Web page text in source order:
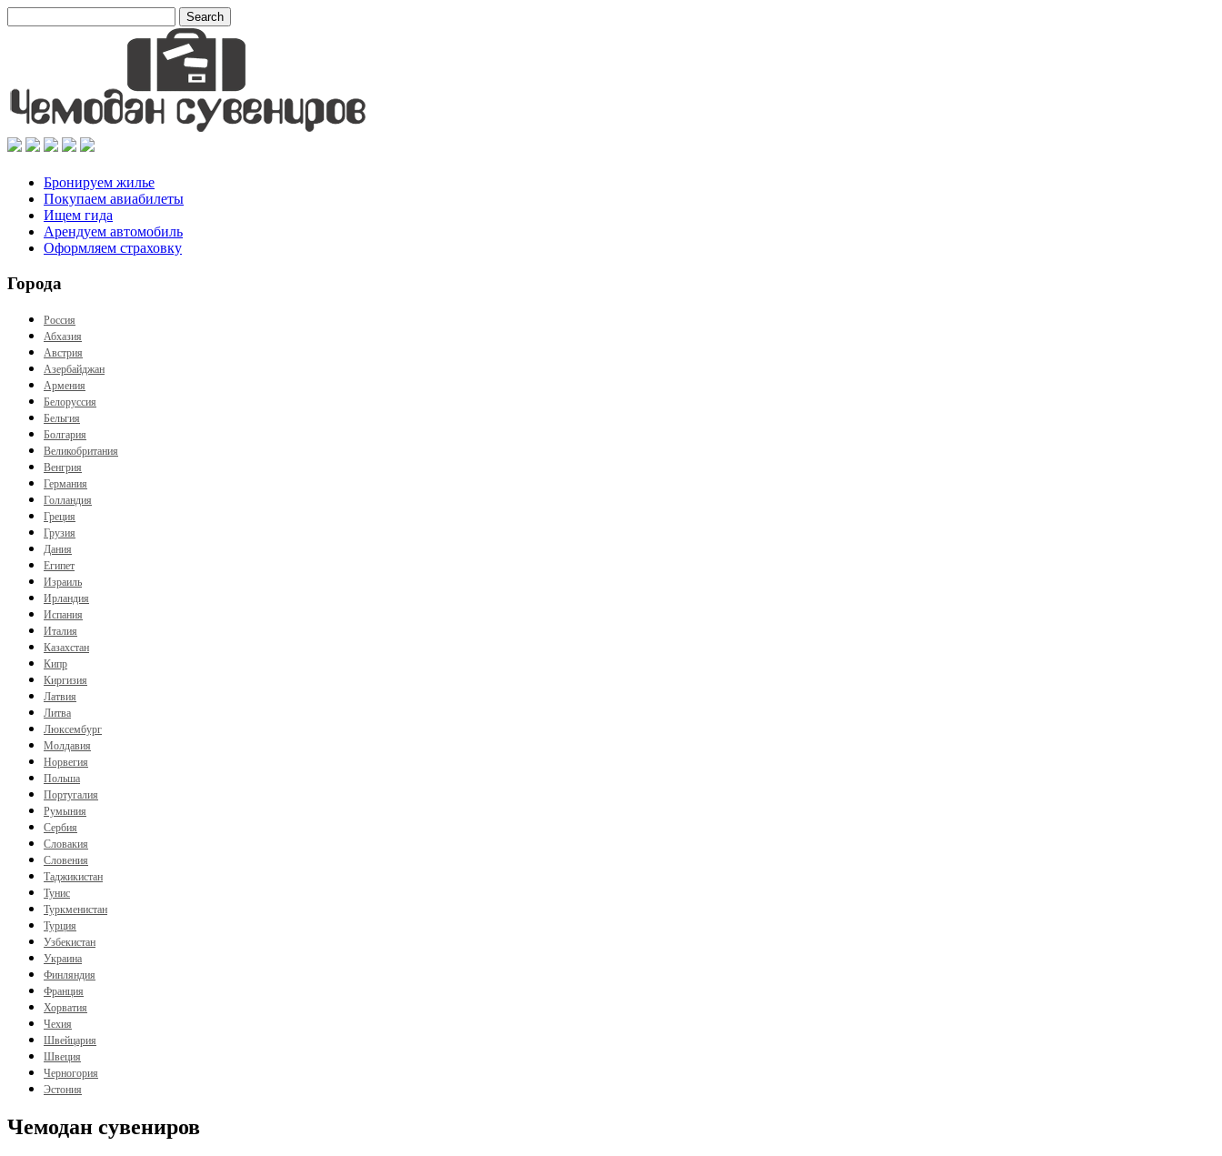
Бронируем жилье
Покупаем авиабилеты
Ищем гида
Арендуем автомобиль
Оформляем страховку
Города
Россия
Абхазия
Австрия
Азербайджан
Армения
Белоруссия
Бельгия
Болгария
Великобритания
Венгрия
Германия
Голландия
Греция
Грузия
Дания
Египет
Израиль
Ирландия
Испания
Италия
Казахстан
Кипр
Киргизия
Латвия
Литва
Люксембург
Молдавия
Норвегия
Польша
Португалия
Румыния
Сербия
Словакия
Словения
Таджикистан
Тунис
Туркменистан
Турция
Узбекистан
Украина
Финляндия
Франция
Хорватия
Чехия
Швейцария
Швеция
Черногория
Эстония
Чемодан сувениров